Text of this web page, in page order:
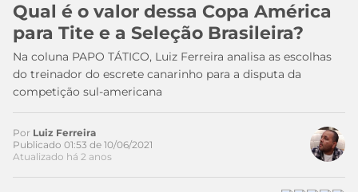
DE
APOSTA
MELHORES
SITES
DE
APOSTAS
2026
COPA
DO
MUNDO
MEU
TIME
CAMPEONATOS
Qual é o valor dessa Copa América
para Tite e a Seleção Brasileira?
Na coluna PAPO TÁTICO, Luiz Ferreira analisa as escolhas
do treinador do escrete canarinho para a disputa da
competição sul-americana
Acesse o perfil do autor
no Twitter
Por Luiz Ferreira
Publicado 01:53 de 10/06/2021
Atualizado há 2 anos